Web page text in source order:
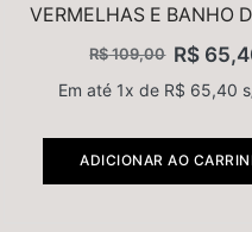
VERMELHAS E BANHO
R$109,00 R$
Em até 1x de R$ 65,40
ADICIONAR AO